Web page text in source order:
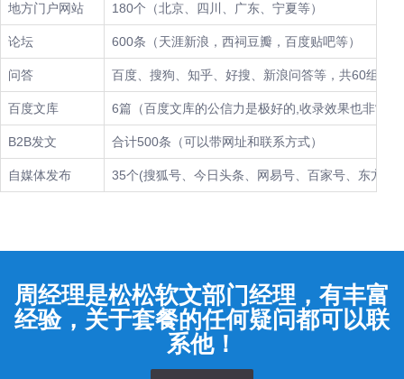
地方门户网站 180个（北京、四川、广东、宁夏等）
论坛 600条（天涯新浪，西祠豆瓣，百度贴吧等）
问答 百度、搜狗、知乎、好搜、新浪问答等，共60组
百度文库 6篇（百度文库的公信力是极好的,收录效果也非常给
B2B发文 合计500条（可以带网址和联系方式）
自媒体发布 35个(搜狐号、今日头条、网易号、百家号、东方头
周经理是松松软文部门经理，有丰富
经验，关于套餐的任何疑问都可以联
系他！